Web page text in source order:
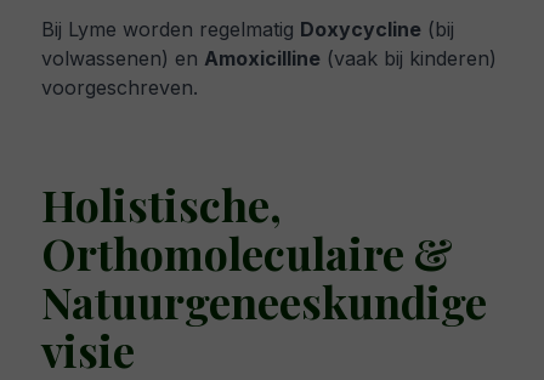
Bij Lyme worden regelmatig Doxycycline (bij
volwassenen) en Amoxicilline (vaak bij kinderen)
voorgeschreven.
Holistische,
Orthomoleculaire &
Natuurgeneeskundige
visie